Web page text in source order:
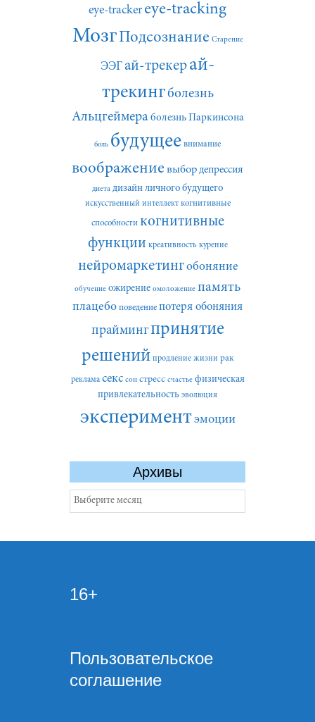
eye-tracker eye-tracking
МозгПодсознание Старение
ЭЭГай-трекерай-
трекингболезнь
Альцгеймера болезнь Паркинсона
боль будущее внимание
воображение выбор депрессия
диета дизайн личного будущего
искусственный интеллект когнитивные
способности когнитивные
функции креативность курение
нейромаркетингобоняние
обучение ожирение омоложение память
плацебо поведение потеря обоняния
праймингпринятие
решений продление жизни рак
реклама секс сон стресс счастье физическая
привлекательность эволюция
экспериментэмоции
Архивы
Архивы
16+
Пользовательское
соглашение